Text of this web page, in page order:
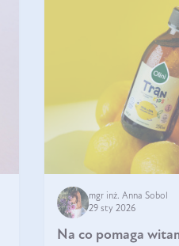
mgr inż. Anna Sobol
29 sty 2026
Na co pomaga